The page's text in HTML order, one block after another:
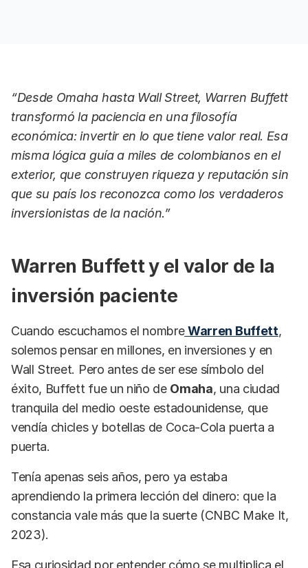
“Desde Omaha hasta Wall Street, Warren Buffett
transformó la paciencia en una filosofía
económica: invertir en lo que tiene valor real. Esa
misma lógica guía a miles de colombianos en el
exterior, que construyen riqueza y reputación sin
que su país los reconozca como los verdaderos
inversionistas de la nación.”
Warren Buffett y el valor de la
inversión paciente
Cuando escuchamos el nombre Warren Buffett,
solemos pensar en millones, en inversiones y en
Wall Street. Pero antes de ser ese símbolo del
éxito, Buffett fue un niño de Omaha, una ciudad
tranquila del medio oeste estadounidense, que
vendía chicles y botellas de Coca-Cola puerta a
puerta.
Tenía apenas seis años, pero ya estaba
aprendiendo la primera lección del dinero: que la
constancia vale más que la suerte (CNBC Make It,
2023).
Esa curiosidad por entender cómo se multiplica el